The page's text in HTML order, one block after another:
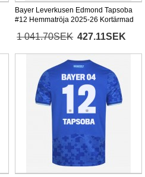
Bayer Leverkusen Edmond Tapsoba
#12 Hemmatröja 2025-26 Kortärmad
1 041.70SEK 427.11SEK